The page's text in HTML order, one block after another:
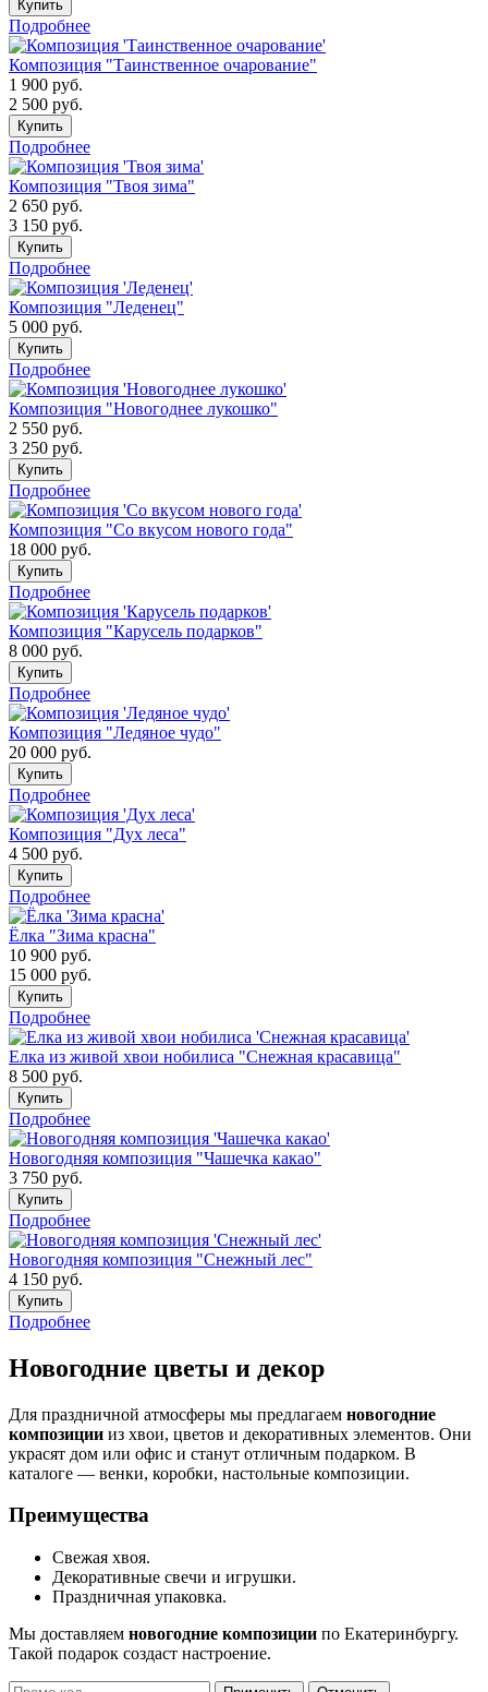
Купить
Подробнее
Композиция "Таинственное очарование"
1 900 руб.
2 500 руб.
Купить
Подробнее
Композиция "Твоя зима"
2 650 руб.
3 150 руб.
Купить
Подробнее
Композиция "Леденец"
5 000 руб.
Купить
Подробнее
Композиция "Новогоднее лукошко"
2 550 руб.
3 250 руб.
Купить
Подробнее
Композиция "Со вкусом нового года"
18 000 руб.
Купить
Подробнее
Композиция "Карусель подарков"
8 000 руб.
Купить
Подробнее
Композиция "Ледяное чудо"
20 000 руб.
Купить
Подробнее
Композиция "Дух леса"
4 500 руб.
Купить
Подробнее
Ёлка "Зима красна"
10 900 руб.
15 000 руб.
Купить
Подробнее
Елка из живой хвои нобилиса "Снежная красавица"
8 500 руб.
Купить
Подробнее
Новогодняя композиция "Чашечка какао"
3 750 руб.
Купить
Подробнее
Новогодняя композиция "Снежный лес"
4 150 руб.
Купить
Подробнее
Новогодние цветы и декор
Для праздничной атмосферы мы предлагаем новогодние
композиции из хвои, цветов и декоративных элементов. Они
украсят дом или офис и станут отличным подарком. В
каталоге — венки, коробки, настольные композиции.
Преимущества
Свежая хвоя.
Декоративные свечи и игрушки.
Праздничная упаковка.
Мы доставляем новогодние композиции по Екатеринбургу.
Такой подарок создаст настроение.